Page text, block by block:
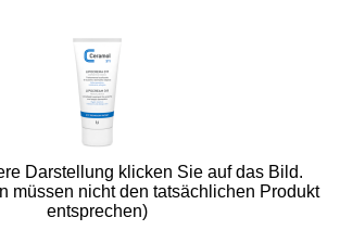
Darstellung klicken Sie auf das Bild.
müssen nicht den tatsächlichen Produkt
entsprechen)